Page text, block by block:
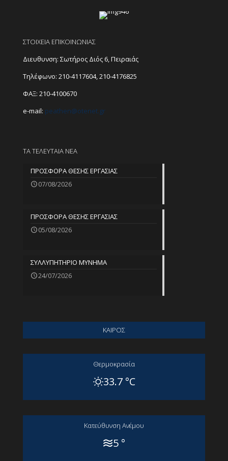
ΣΤΟΙΧΕΙΑ ΕΠΙΚΟΙΝΩΝΙΑΣ
Διευθυνση: Σωτήρος Διός 6, Πειραιάς
Τηλέφωνο: 210-4117604,210-4176825
ΦΑΞ: 210-4100670
e-mail: peathen@otenet.gr
ΤΑ ΤΕΛΕΥΤΑΙΑ ΝΕΑ
ΠΡΟΣΦΟΡΑ ΘΕΣΗΣ ΕΡΓΑΣΙΑΣ
07/08/2026
ΠΡΟΣΦΟΡΑ ΘΕΣΗΣ ΕΡΓΑΣΙΑΣ
05/08/2026
ΣΥΛΛΥΠΗΤΗΡΙΟ ΜΥΝΗΜΑ
24/07/2026
ΚΑΙΡΟΣ
Θερμοκρασία
33.7 °C
Kατεύθυνση Aνέμου
5 °